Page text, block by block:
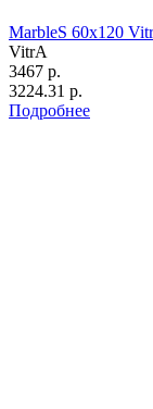
MarbleS 60х120
VitrA
3467 р.
3224.31 р.
Подробнее